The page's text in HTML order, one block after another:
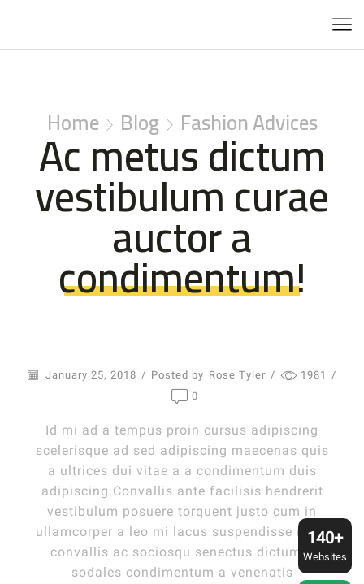
Home Blog Fashion Advices
Ac metus dictum
vestibulum curae
auctor a
condimentum!
January 25, 2018 / Posted by Rose Tyler / 1981 /
0
Id mi ad a tempus proin cursus adipiscing
scelerisque ad sed adipiscing maecenas quis
a ultrices dui vitae a a condimentum duis
adipiscing.Convallis ante facilisis hendrerit
vestibulum posuere torquent justo cum in
ullamcorper a leo mi lacus suspendisse risus
convallis ac sociosqu senectus dictumst
sodales condimentum a venenatis
140+
Websites